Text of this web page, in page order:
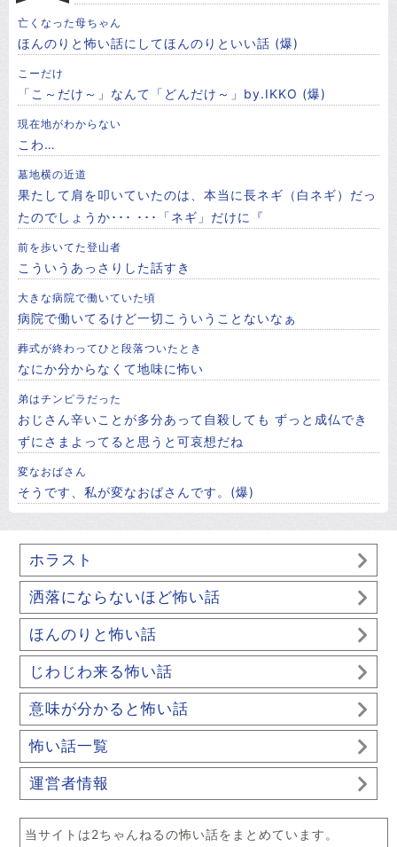
亡くなった母ちゃん
ほんのりと怖い話にしてほんのりといい話 (爆)
こーだけ
「こ～だけ～」なんて「どんだけ～」by.IKKO (爆)
現在地がわからない
こわ…
墓地横の近道
果たして肩を叩いていたのは、本当に長ネギ（白ネギ）だっ
たのでしょうか･･･ ･･･「ネギ」だけに『
前を歩いてた登山者
こういうあっさりした話すき
大きな病院で働いていた頃
病院で働いてるけど一切こういうことないなぁ
葬式が終わってひと段落ついたとき
なにか分からなくて地味に怖い
弟はチンピラだった
おじさん辛いことが多分あって自殺しても ずっと成仏でき
ずにさまよってると思うと可哀想だね
変なおばさん
そうです、私が変なおばさんです。(爆)
ホラスト
洒落にならないほど怖い話
ほんのりと怖い話
じわじわ来る怖い話
意味が分かると怖い話
怖い話一覧
運営者情報
当サイトは2ちゃんねるの怖い話をまとめています。